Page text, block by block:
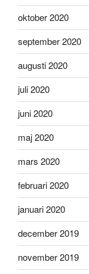
oktober 2020
september 2020
augusti 2020
juli 2020
juni 2020
maj 2020
mars 2020
februari 2020
januari 2020
december 2019
november 2019